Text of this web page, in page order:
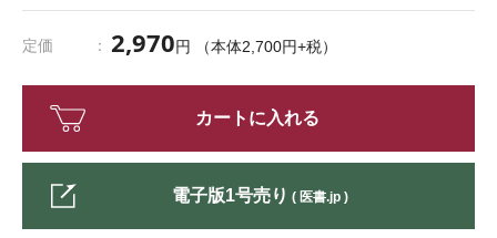
定価 2,970円 （本体2,700円+税）
カートに入れる
電子版1号売り ( 医書.jp )